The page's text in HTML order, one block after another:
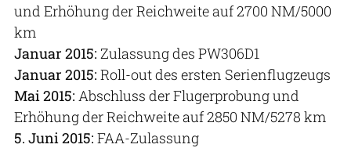
und Erhöhung der Reichweite auf 2700 NM/5000
km
Januar 2015: Zulassung des PW306D1
Januar 2015: Roll-out des ersten Serienflugzeugs
Mai 2015: Abschluss der Flugerprobung und
Erhöhung der Reichweite auf 2850 NM/5278 km
5. Juni 2015: FAA-Zulassung